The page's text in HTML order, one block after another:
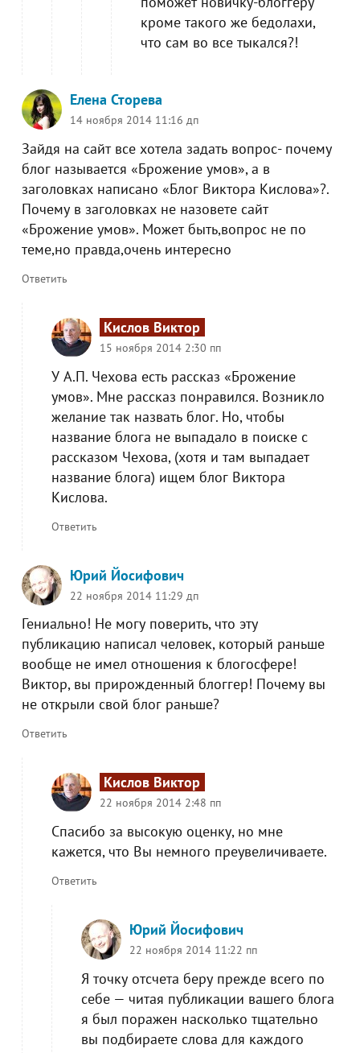
кроме такого же бедолахи,
что сам во все тыкался?!
Елена Сторева
14 ноября 2014 11:16 дп
Зайдя на сайт все хотела задать вопрос- почему
блог называется «Брожение умов», а в
заголовках написано «Блог Виктора Кислова»?.
Почему в заголовках не назовете сайт
«Брожение умов». Может быть,вопрос не по
теме,но правда,очень интересно
Ответить
Кислов Виктор
15 ноября 2014 2:30 пп
У А.П. Чехова есть рассказ «Брожение
умов». Мне рассказ понравился. Возникло
желание так назвать блог. Но, чтобы
название блога не выпадало в поиске с
рассказом Чехова, (хотя и там выпадает
название блога) ищем блог Виктора
Кислова.
Ответить
Юрий Йосифович
22 ноября 2014 11:29 дп
Гениально! Не могу поверить, что эту
публикацию написал человек, который раньше
вообще не имел отношения к блогосфере!
Виктор, вы прирожденный блоггер! Почему вы
не открыли свой блог раньше?
Ответить
Кислов Виктор
22 ноября 2014 2:48 пп
Спасибо за высокую оценку, но мне
кажется, что Вы немного преувеличиваете.
Ответить
Юрий Йосифович
22 ноября 2014 11:22 пп
Я точку отсчета беру прежде всего по
себе — читая публикации вашего блога
я был поражен насколько тщательно
вы подбираете слова для каждого